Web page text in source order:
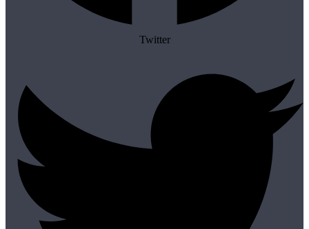
Twitter